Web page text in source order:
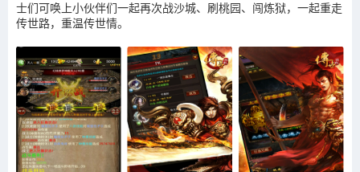
士们可唤上小伙伴们一起再次战沙城、刷桃园、闯炼狱，一起重走
传世路，重温传世情。